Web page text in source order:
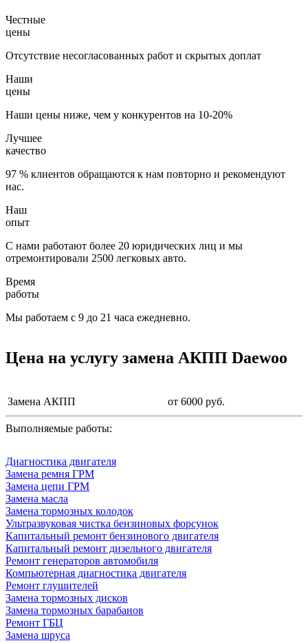
Честные
цены
Отсутствие несогласованных работ и скрытых доплат
Наши
цены
Наши цены ниже, чем у конкурентов на 10-20%
Лучшее
качество
97 % клиентов обращаются к нам повторно и рекомендуют
нас.
Наш
опыт
С нами работают более 20 юридических лиц и мы
отремонтировали 2500 легковых авто.
Время
работы
Мы работаем с 9 до 21 часа ежедневно.
Цена на услугу замена АКПП Daewoo
Замена АКПП от 6000 руб.
Выполняемые работы:
Диагностика двигателя
Замена ремня ГРМ
Замена цепи ГРМ
Замена масла
Замена тормозных колодок
Ультразвуковая чистка бензиновых форсунок
Капитальный ремонт бензинового двигателя
Капитальный ремонт дизельного двигателя
Ремонт генераторов автомобиля
Компьютерная диагностика двигателя
Ремонт глушителей
Замена тормозных дисков
Замена тормозных барабанов
Ремонт ГБЦ
Замена шруса